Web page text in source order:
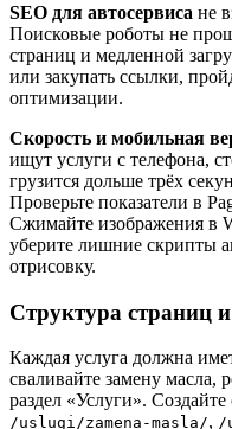
SEO для автосервиса не
Поисковые роботы не
страниц и медленной
или закупать ссылки,
оптимизации.
Скорость и мобильная
ищут услуги с телефона,
грузится дольше трёх
Проверьте показатели в
Сжимайте изображения в
уберите лишние скрипты
отрисовку.
Структура страниц
Каждая услуга должна
сваливайте замену
раздел «Услуги».
/uslugi/zamena-masla/, /